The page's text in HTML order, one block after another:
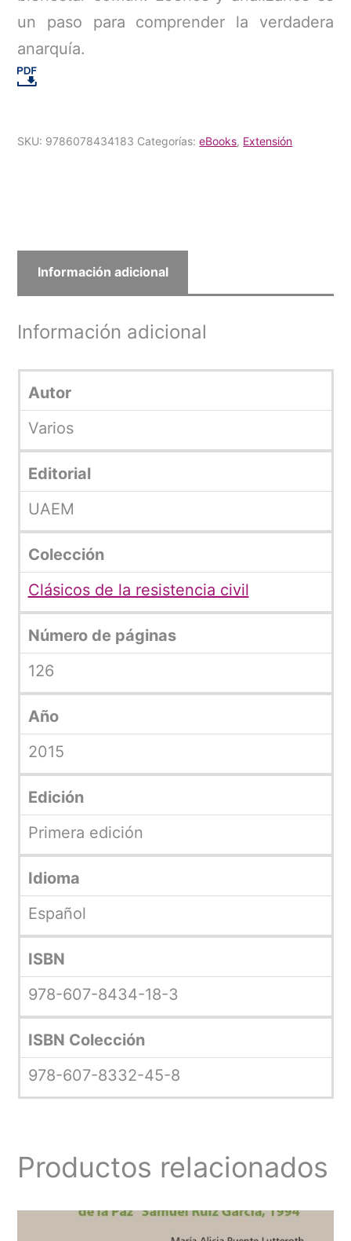
un paso para comprender la verdadera
anarquía.
SKU: 9786078434183 Categorías:eBooks, Extensión
Información adicional
Información adicional
Autor
Varios
Editorial
UAEM
Colección
Clásicos de la resistencia civil
Número de páginas
126
Año
2015
Edición
Primera edición
Idioma
Español
ISBN
978-607-8434-18-3
ISBN Colección
978-607-8332-45-8
Productos relacionados